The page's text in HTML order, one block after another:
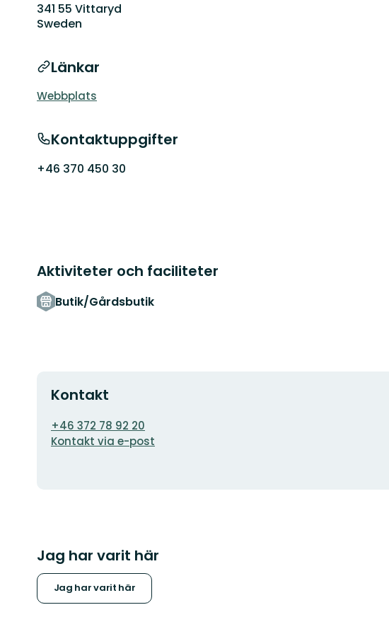
341 55 Vittaryd
Sweden
Länkar
Webbplats
Kontaktuppgifter
+46 370 450 30
Aktiviteter och faciliteter
Butik/Gårdsbutik
Kontakt
E-
postadress
+46 372 78 92 20
Kontakt via e-post
Jag har varit här
Jag har varit här